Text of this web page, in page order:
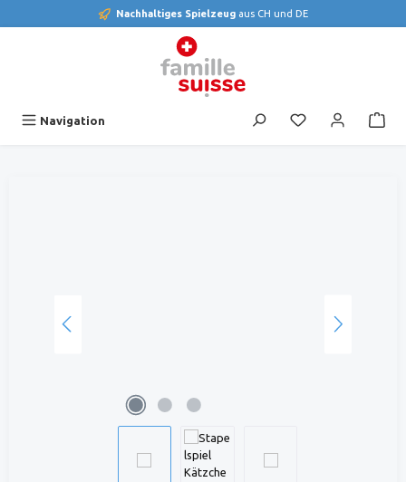
Nachhaltiges Spielzeug aus CH und DE
Navigation Du hast 0